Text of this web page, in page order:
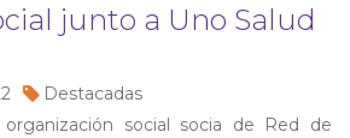
junto a Uno Salud
Destacadas
organización social socia de Red de